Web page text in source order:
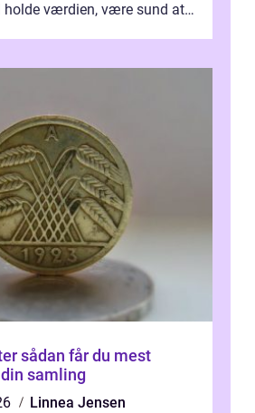
holde værdien, være sund at
samling
Linnea Jensen